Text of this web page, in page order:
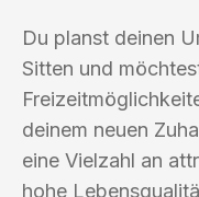
Du planst deinen
Sitten und
deinem neuen
eine Vielzahl an
hohe